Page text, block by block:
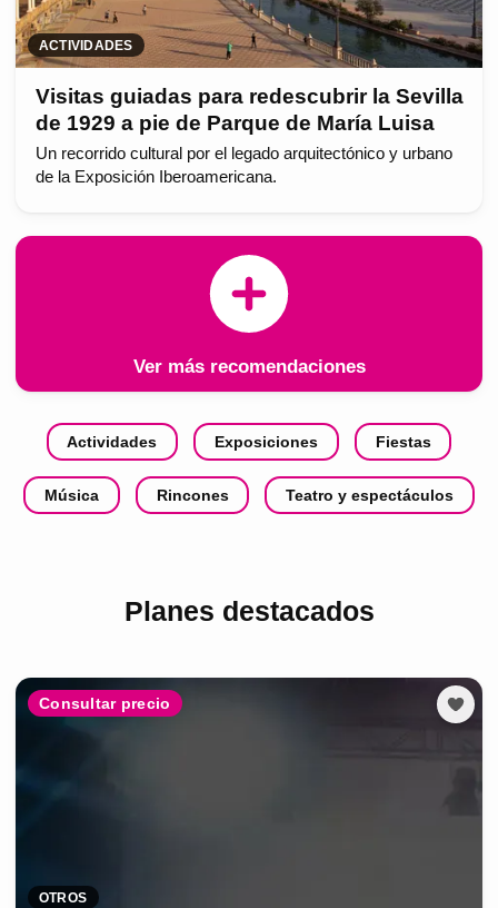
ACTIVIDADES
Visitas guiadas para redescubrir la Sevilla
de 1929 a pie de Parque de María Luisa
Un recorrido cultural por el legado arquitectónico y urbano
de la Exposición Iberoamericana.
Ver más recomendaciones
Actividades Exposiciones Fiestas
Música Rincones Teatro y espectáculos
Planes destacados
Consultar precio
OTROS